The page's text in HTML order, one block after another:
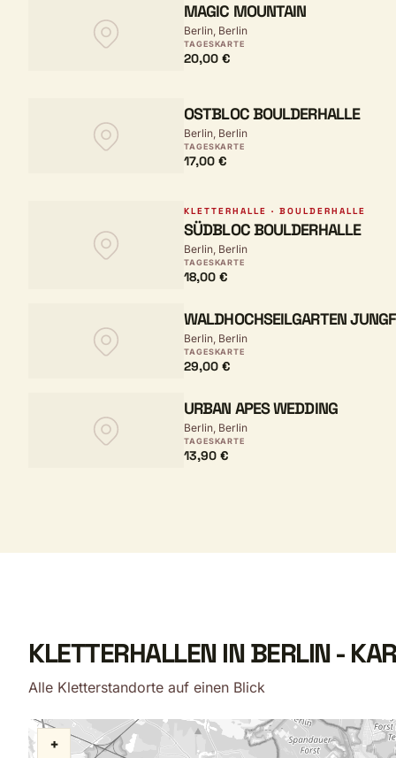
MAGIC MOUNTAIN
Berlin, Berlin
TAGESKARTE
20,00 €
OSTBLOC BOULDERHALLE
Berlin, Berlin
TAGESKARTE
17,00 €
KLETTERHALLE · BOULDERHALLE
SÜDBLOC BOULDERHALLE
Berlin, Berlin
TAGESKARTE
18,00 €
WALDHOCHSEILGARTEN
Berlin, Berlin
TAGESKARTE
29,00 €
URBAN APES WEDDING
Berlin, Berlin
TAGESKARTE
13,90 €
KLETTERHALLEN IN BERLIN -
Alle Kletterstandorte auf einen Blick
+